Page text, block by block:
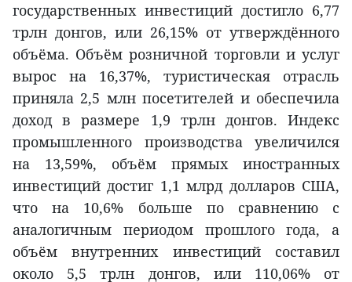
государственных инвестиций достигло 6,77
трлн донгов, или 26,15% от утверждённого
объёма. Объём розничной торговли и услуг
вырос на 16,37%, туристическая отрасль
приняла 2,5 млн посетителей и обеспечила
доход в размере 1,9 трлн донгов. Индекс
промышленного производства увеличился
на 13,59%, объём прямых иностранных
инвестиций достиг 1,1 млрд долларов США,
что на 10,6% больше по сравнению с
аналогичным периодом прошлого года, а
объём внутренних инвестиций составил
около 5,5 трлн донгов, или 110,06% от